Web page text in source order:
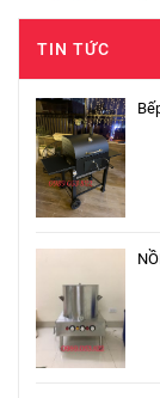
TIN TỨC